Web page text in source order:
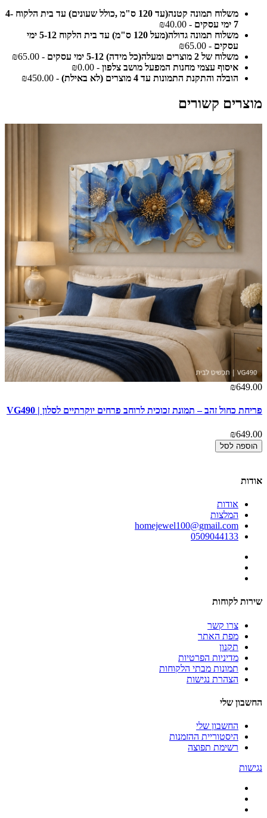
משלוח תמונה קטנה(עד 120 ס"מ ,כולל שעונים) עד בית הלקוח 4-
7 ימי עסקים
- ₪40.00
משלוח תמונה גדולה(מעל 120 ס"מ) עד בית הלקוח 5-12 ימי
עסקים - ₪65.00
משלוח של 2 מוצרים ומעלה(כל מידה) 5-12 ימי עסקים
- ₪65.00
איסוף עצמי מחנות המפעל מושב צלפון - ₪0.00
הובלה והתקנת התמונות עד 4 מוצרים (לא באילת)
- ₪450.00
מוצרים קשורים
₪649.00
פריחת כחול זהב – תמונת זכוכית לרוחב פרחים יוקרתיים לסלון | VG490
₪649.00
הוספה לסל
אודות
אודות
המלצות
homejewel100@gmail.com
0509044133
שירות לקוחות
צרו קשר
מפת האתר
תקנון
מדיניות הפרטיות
תמונות מבתי הלקוחות
הצהרת נגישות
החשבון שלי
החשבון שלי
היסטוריית ההזמנות
רשימת תפוצה
נגישות